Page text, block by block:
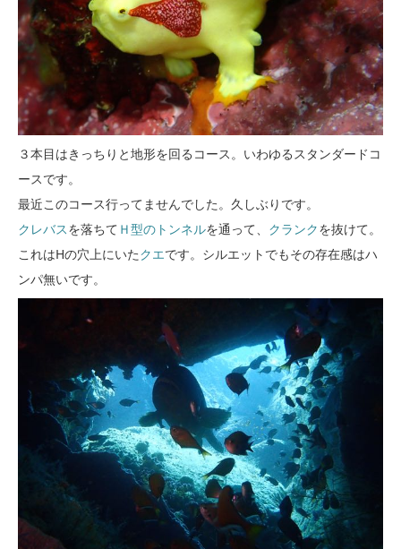
３本目はきっちりと地形を回るコース。いわゆるスタンダードコ
ースです。
最近このコース行ってませんでした。久しぶりです。
クレバスを落ちて Ｈ型のトンネルを通って、 クランクを抜けて。
これはHの穴上にいたクエです。シルエットでもその存在感はハ
ンパ無いです。